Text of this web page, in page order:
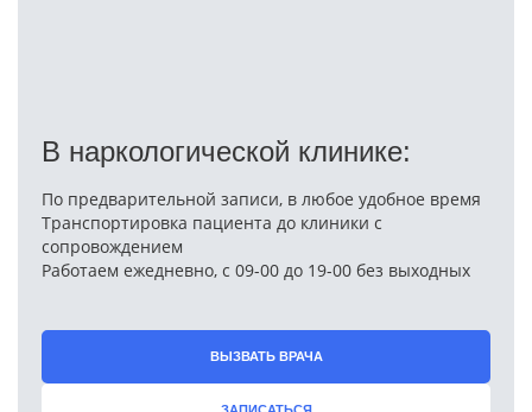
В наркологической клинике:
По предварительной записи, в любое удобное время
Транспортировка пациента до клиники с
сопровождением
Работаем ежедневно, с 09-00 до 19-00 без выходных
ВЫЗВАТЬ ВРАЧА